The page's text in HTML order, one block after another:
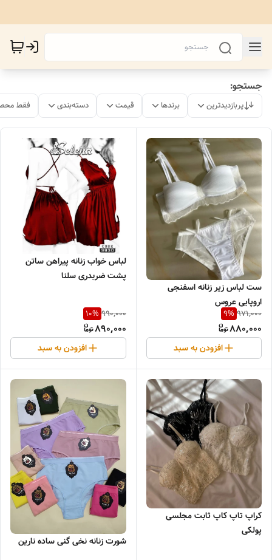
جستجو:
پربازدیدترین برندها قیمت دسته‌بندی فقط
ست لباس زیر زنانه اسفنجی
اروپایی عروس
971,000
9%
880,000
افزودن به سبد
لباس خواب زنانه پیراهن ساتن
پشت ضربدری سلنا
990,000
10%
890,000
افزودن به سبد
کراپ تاپ کاپ ثابت مجلسی
پولکی
شورت زنانه نخی گنی ساده نارین